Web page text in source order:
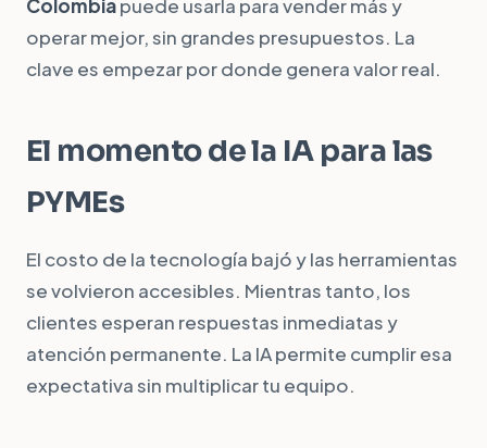
Colombiapuede usarla para vender más y
operar mejor, sin grandes presupuestos. La
clave es empezar por donde genera valor real.
El momento de la IA para las
PYMEs
El costo de la tecnología bajó y las herramientas
se volvieron accesibles. Mientras tanto, los
clientes esperan respuestas inmediatas y
atención permanente. La IA permite cumplir esa
expectativa sin multiplicar tu equipo.